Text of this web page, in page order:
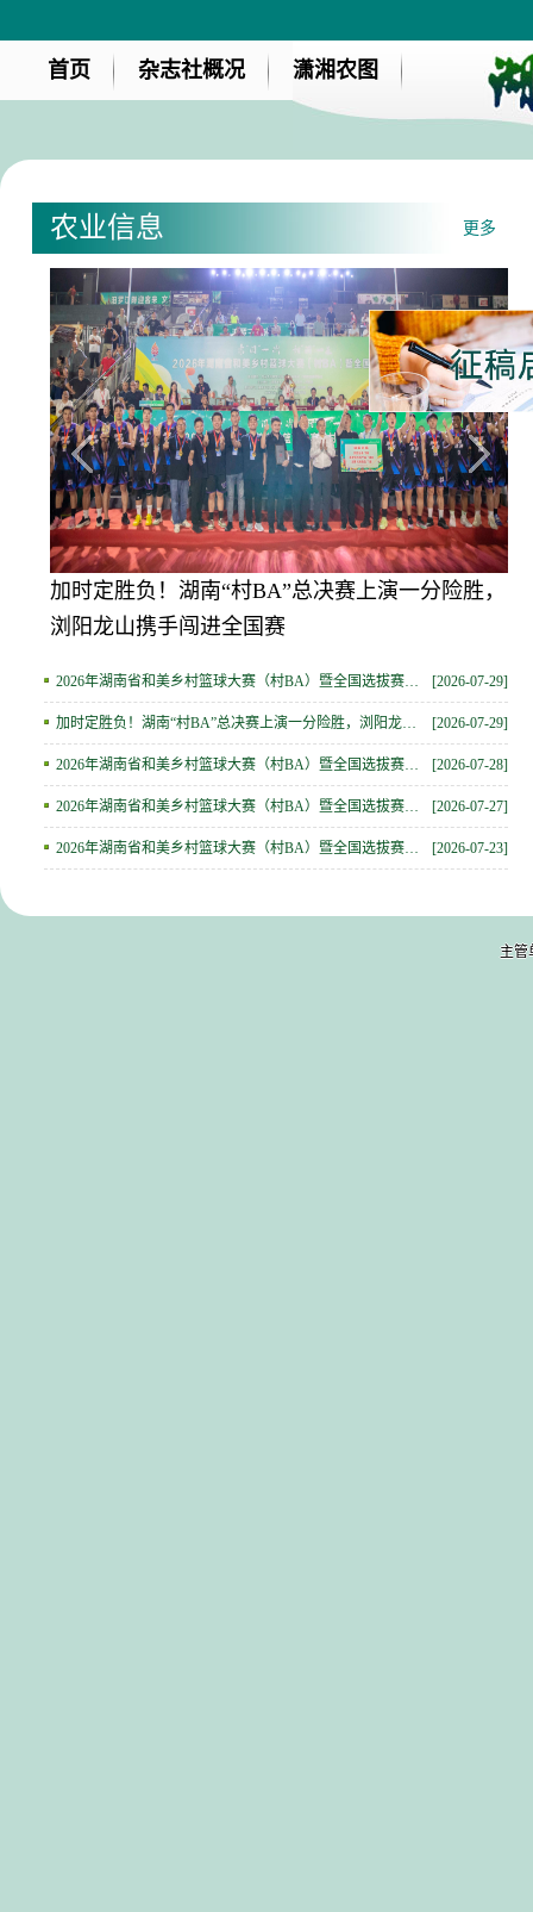
首页 杂志社概况 潇湘农图
农业信息 更多
加时定胜负！湖南“村BA”总决赛上演一分险胜，
浏阳龙山携手闯进全国赛
2026年湖南省和美乡村篮球大赛（村BA）暨全国选拔赛决赛精彩图集 [2026-07-29]
加时定胜负！湖南“村BA”总决赛上演一分险胜，浏阳龙山携手闯进全国赛 [2026-07-29]
2026年湖南省和美乡村篮球大赛（村BA）暨全国选拔赛精彩图集（五） [2026-07-28]
2026年湖南省和美乡村篮球大赛（村BA）暨全国选拔赛精彩图集（四） [2026-07-27]
2026年湖南省和美乡村篮球大赛（村BA）暨全国选拔赛精彩图集（三） [2026-07-23]
主管